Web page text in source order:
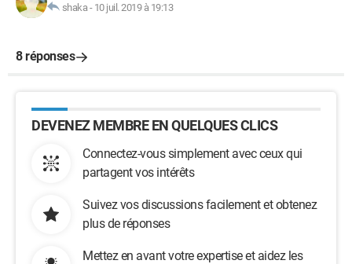
shaka- 10 juil. 2019 à 19:13
8 réponses
DEVENEZ MEMBRE EN QUELQUES CLICS
Connectez-vous simplement avec ceux qui
partagent vos intérêts
Suivez vos discussions facilement et obtenez
plus de réponses
Mettez en avant votre expertise et aidez les